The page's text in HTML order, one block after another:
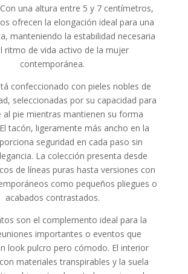
una altura entre 5 y 7 centímetros,
ofrecen la elongación ideal para una
manteniendo la estabilidad necesaria
ritmo de vida activo de la mujer
contemporánea.
confeccionado con pieles nobles de
seleccionadas por su capacidad para
al pie mientras mantienen su forma
tacón, ligeramente más ancho en la
seguridad en cada paso sin
La colección presenta desde
de líneas puras hasta versiones con
como pequeños pliegues o
acabados contrastados.
son el complemento ideal para la
importantes o eventos que
look pulcro pero cómodo. El interior
materiales transpirables y la suela